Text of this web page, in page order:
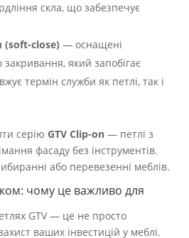
скла, що забезпечує
(soft-close) — оснащені
який запобігає
термін служби як петлі, так і
серіюGTV Clip-on — петлі з
фасаду без інструментів.
або перевезенні меблів.
чому це важливо для
GTV — це не просто
ваших інвестицій у меблі.